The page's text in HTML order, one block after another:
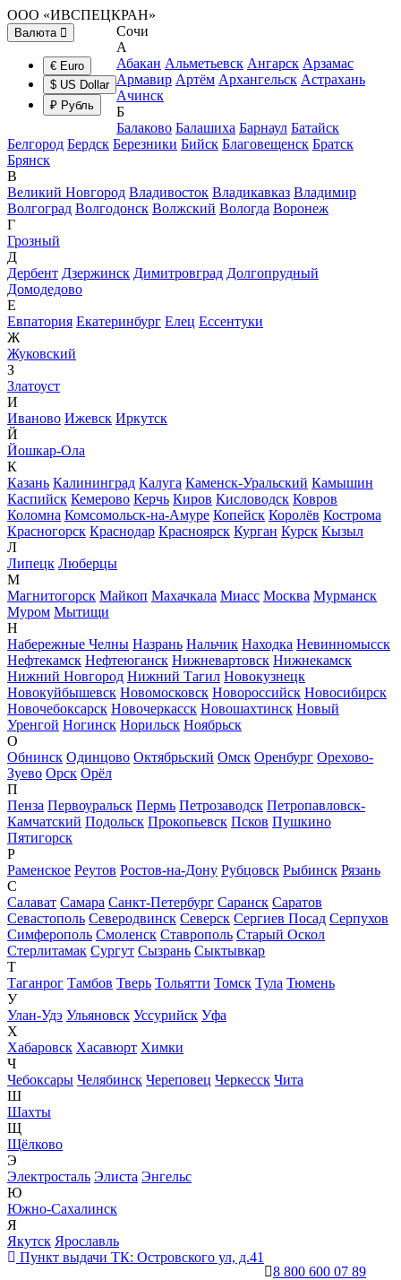
ООО «ИВСПЕЦКРАН»
Валюта
€ Euro
$ US Dollar
₽ Рубль
Сочи
А
Абакан Альметьевск Ангарск Арзамас
Армавир Артём Архангельск Астрахань
Ачинск
Б
Балаково Балашиха Барнаул Батайск
Белгород Бердск Березники Бийск Благовещенск Братск
Брянск
В
Великий Новгород Владивосток Владикавказ Владимир
Волгоград Волгодонск Волжский Вологда Воронеж
Г
Грозный
Д
Дербент Дзержинск Димитровград Долгопрудный
Домодедово
Е
Евпатория Екатеринбург Елец Ессентуки
Ж
Жуковский
З
Златоуст
И
Иваново Ижевск Иркутск
Й
Йошкар-Ола
К
Казань Калининград Калуга Каменск-Уральский Камышин
Каспийск Кемерово Керчь Киров Кисловодск Ковров
Коломна Комсомольск-на-Амуре Копейск Королёв Кострома
Красногорск Краснодар Красноярск Курган Курск Кызыл
Л
Липецк Люберцы
М
Магнитогорск Майкоп Махачкала Миасс Москва Мурманск
Муром Мытищи
Н
Набережные Челны Назрань Нальчик Находка Невинномысск
Нефтекамск Нефтеюганск Нижневартовск Нижнекамск
Нижний Новгород Нижний Тагил Новокузнецк
Новокуйбышевск Новомосковск Новороссийск Новосибирск
Новочебоксарск Новочеркасск Новошахтинск Новый
Уренгой Ногинск Норильск Ноябрьск
О
Обнинск Одинцово Октябрьский Омск Оренбург Орехово-
Зуево Орск Орёл
П
Пенза Первоуральск Пермь Петрозаводск Петропавловск-
Камчатский Подольск Прокопьевск Псков Пушкино
Пятигорск
Р
Раменское Реутов Ростов-на-Дону Рубцовск Рыбинск Рязань
С
Салават Самара Санкт-Петербург Саранск Саратов
Севастополь Северодвинск Северск Сергиев Посад Серпухов
Симферополь Смоленск Ставрополь Старый Оскол
Стерлитамак Сургут Сызрань Сыктывкар
Т
Таганрог Тамбов Тверь Тольятти Томск Тула Тюмень
У
Улан-Удэ Ульяновск Уссурийск Уфа
Х
Хабаровск Хасавюрт Химки
Ч
Чебоксары Челябинск Череповец Черкесск Чита
Ш
Шахты
Щ
Щёлково
Э
Электросталь Элиста Энгельс
Ю
Южно-Сахалинск
Я
Якутск Ярославль
Пункт выдачи ТК: Островского ул, д.41
8 800 600 07 89